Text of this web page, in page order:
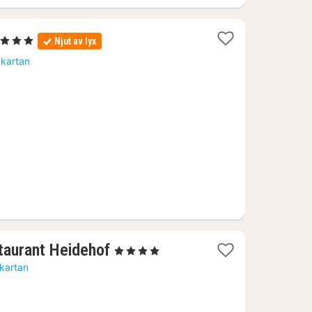
Njut av lyx
Heidehof 1
, 4 Stjärnor